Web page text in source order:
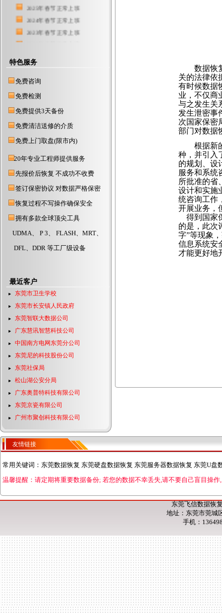
2025年春节正常上班
2024年春节正常上班
2023年春节正常上班
2021年春节放假时间
东莞服务器数据恢复公司
2019年元旦不放假
2016国庆节不放假
2020春节期间，不放假
东莞硬盘数据恢复公司
东莞数据恢复公司
东莞数据恢复中心
东莞硬盘数据恢复
特色服务
免费咨询
免费检测
免费提供3天备份
免费清洁送修的介质
免费上门取盘(限市内)
20年专业工程师提供服务
先报价后恢复 不成功不收费
签订保密协议 对数据严格保密
恢复过程不写操作确保安全
拥有多款全球顶尖工具
UDMA、 P 3、 FLASH、MRT、
DFL、DDR 等工厂级设备
最近客户
东莞市卫生学校
东莞市长安镇人民政府
东莞智联大数据公司
广东慧讯智慧科技公司
中国南方电网东莞分公司
东莞尼的科技股份公司
东莞社保局
松山湖公安分局
广东奥普特科技有限公司
东莞京瓷有限公司
广州市聚创科技有限公司
数据恢复
关的法律依
有时候数据
业，不仅商
与之发生关
发生泄密事
次国家保密
部门对数据
根据新的
种，并引入
的规划、设
服务和系统
所批准的省
设计和实施
统咨询工作
开展业务，
得到国家
的是，此次
字”等现象
信息系统安
才能更好地
友情链接
常用关键词： 东莞数据恢复 东莞硬盘数据恢复 东莞服务器数据恢复 东莞U
温馨提醒：请定期将重要数据备份; 若您的数据不幸丢失,请不要自己盲目操
东莞飞信数据恢
地址：东莞市莞
手机：